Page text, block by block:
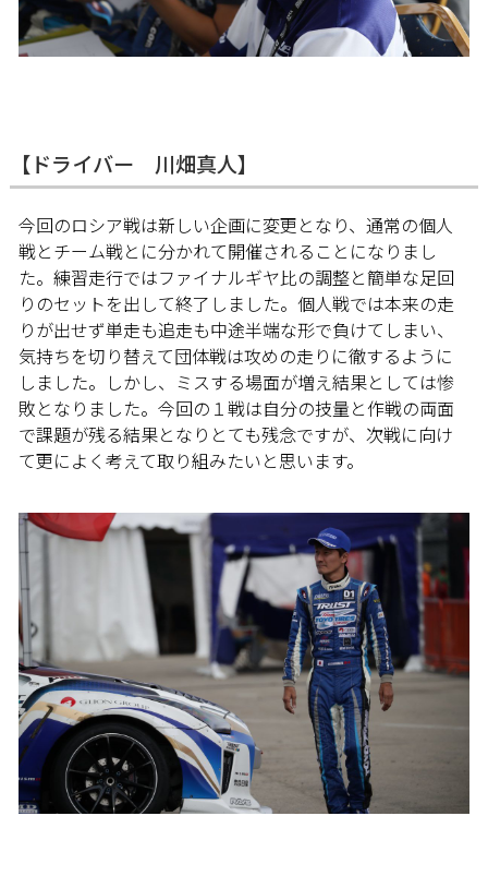
【ドライバー 川畑真人】
今回のロシア戦は新しい企画に変更となり、通常の個人
戦とチーム戦とに分かれて開催されることになりまし
た。練習走行ではファイナルギヤ比の調整と簡単な足回
りのセットを出して終了しました。個人戦では本来の走
りが出せず単走も追走も中途半端な形で負けてしまい、
気持ちを切り替えて団体戦は攻めの走りに徹するように
しました。しかし、ミスする場面が増え結果としては惨
敗となりました。今回の１戦は自分の技量と作戦の両面
で課題が残る結果となりとても残念ですが、次戦に向け
て更によく考えて取り組みたいと思います。